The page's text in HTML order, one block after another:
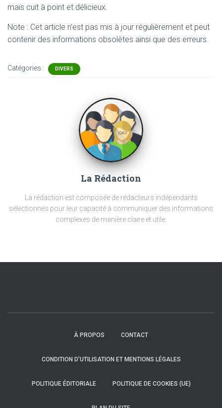
maïs cuit à point et délicieux.
Note : Cet article n'est pas mis à jour régulièrement et peut
contenir des informations obsolètes ainsi que des erreurs.
Catégories : DIVERS
La Rédaction
La rédaction est composée de rédacteurs indépendants
sélectionnés pour leur capacité à communiquer des informations
complexes de manière claire et utile.
À PROPOS CONTACT
CONDITION D’UTILISATION ET MENTIONS LÉGALES
POLITIQUE ÉDITORIALE POLITIQUE DE COOKIES (UE)